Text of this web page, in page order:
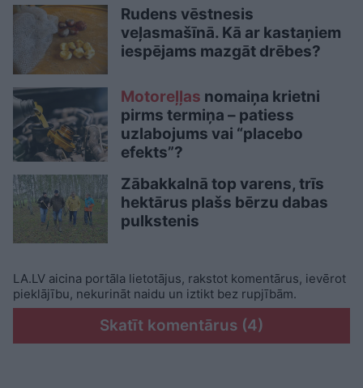
Rudens vēstnesis
veļasmašīnā. Kā ar kastaņiem
iespējams mazgāt drēbes?
Motoreļļas nomaiņa krietni
pirms termiņa – patiess
uzlabojums vai “placebo
efekts”?
Zābakkalnā top varens, trīs
hektārus plašs bērzu dabas
pulkstenis
LA.LV aicina portāla lietotājus, rakstot komentārus, ievērot
pieklājību, nekurināt naidu un iztikt bez rupjībām.
Skatīt komentārus (4)